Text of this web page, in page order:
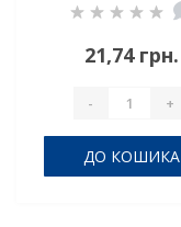
21,74 грн.
- +
ДО КОШИКА